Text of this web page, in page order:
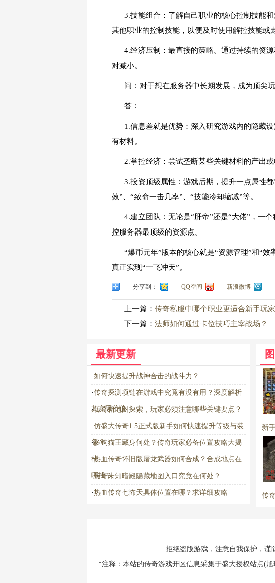
3.技能组合：了解自己职业的核心控制技能
其他职业的控制技能，以便及时使用解控技能或
4.经济压制：最直接的策略。通过持续的资
对减小。
问：对于想在服务器中长期发展，成为顶尖
答：
1.信息差就是优势：深入研究游戏内的隐藏
有材料。
2.掌控经济：尝试垄断某些关键材料的产出
3.投资顶级属性：游戏后期，提升一点属性
效”、“致命一击几率”、“技能冷却缩减”等。
4.建立团队：无论是“肝帝”还是“大佬”，一
控服务器最顶级的资源点。
“爆币元年”版本的核心就是“资源管理”和“
真正实现“一飞冲天”。
分享到： QQ空间 新浪微博
上一篇： 传奇私服中哪个职业更适合新手玩家
下一篇： 法师如何通过卡位技巧主宰战场？
最新更新
·如何快速提升战神合击的战斗力？
·传奇探测项链在游戏中究竟有没有用？深度解析
其实际价值
·传奇新地图探索，玩家必须注意哪些关键要点？
·仿盛大传奇1.5正式版新手如何快速提升等级与装
备？
·多钩猫王藏身何处？传奇玩家必备位置攻略大揭
秘
·热血传奇怀旧版屠龙武器如何合成？合成地点在
哪找？
·传奇未知暗殿隐藏地图入口究竟在何处？
·热血传奇七怖天具体位置在哪？求详细攻略
新
传
拒绝盗版游戏，注意自我保护，谨
*注释：本站的传奇游戏开区信息采集于盛大授权站点(